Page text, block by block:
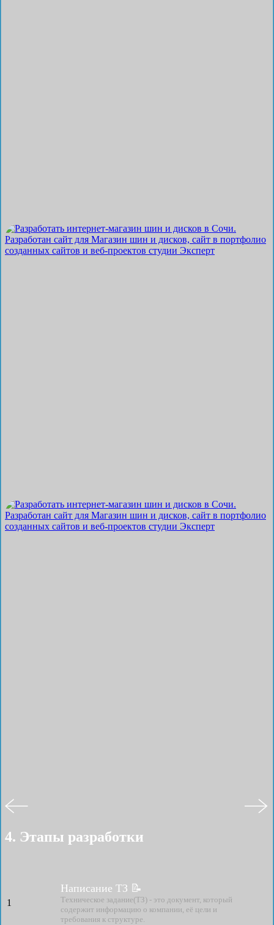
4. Этапы разработки
1
Написание ТЗ 📝
Техническое задание(ТЗ) - это документ, который
содержит информацию о компании, её цели и
требования к структуре.